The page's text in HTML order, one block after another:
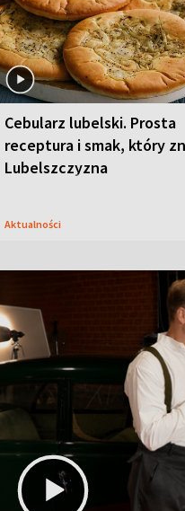
Cebularz lubelski. Prosta
receptura i smak, który
Lubelszczyzna
Aktualności